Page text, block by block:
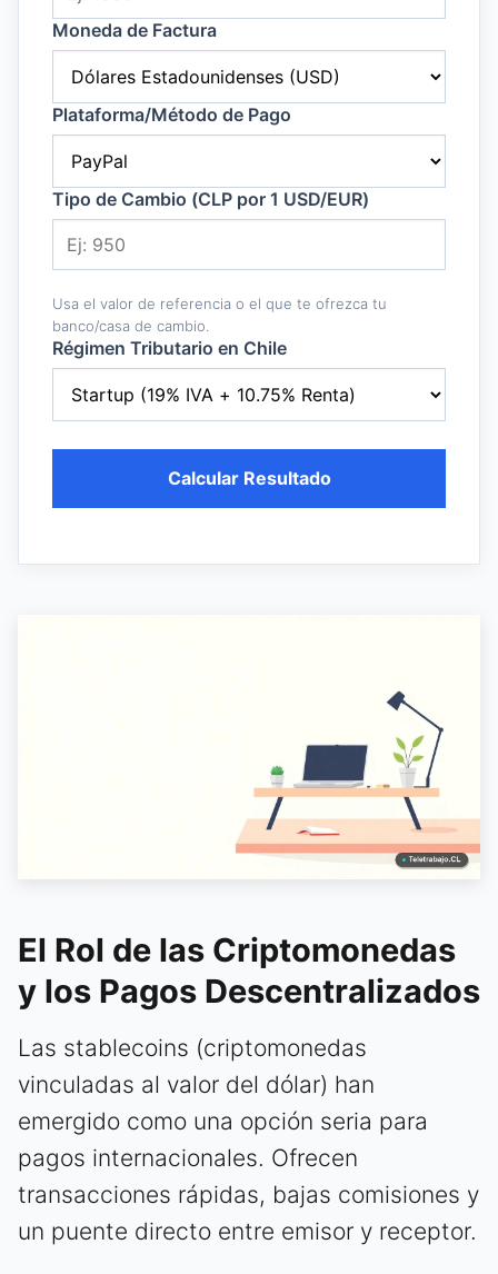
Moneda de Factura
Plataforma/Método de Pago
Tipo de Cambio (CLP por 1 USD/EUR)
Usa el valor de referencia o el que te ofrezca tu
banco/casa de cambio.
Régimen Tributario en Chile
Calcular Resultado
El Rol de las Criptomonedas
y los Pagos Descentralizados
Las stablecoins (criptomonedas
vinculadas al valor del dólar) han
emergido como una opción seria para
pagos internacionales. Ofrecen
transacciones rápidas, bajas comisiones y
un puente directo entre emisor y receptor.